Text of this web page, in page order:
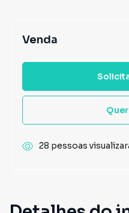
Venda
28 pessoas